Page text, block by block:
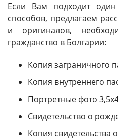
Если Вам подходит
способов, предлагаем
и оригиналов,
гражданство в Болгарии:
Копия заграничного
Копия внутреннего
Портретные фото
Свидетельство о
Копия свидетельства